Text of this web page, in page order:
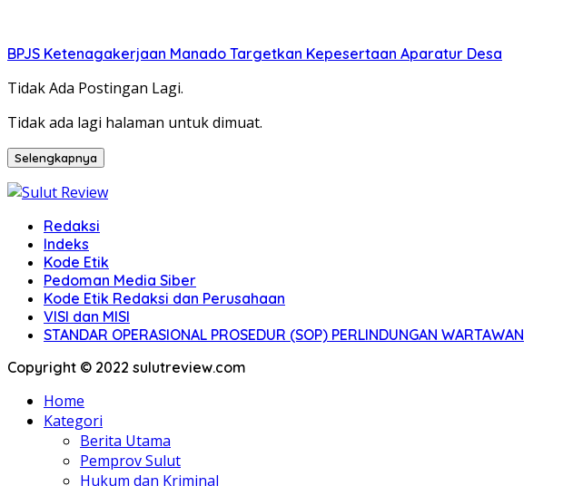
BPJS Ketenagakerjaan Manado Targetkan Kepesertaan Aparatur Desa
Tidak Ada Postingan Lagi.
Tidak ada lagi halaman untuk dimuat.
Selengkapnya
Redaksi
Indeks
Kode Etik
Pedoman Media Siber
Kode Etik Redaksi dan Perusahaan
VISI dan MISI
STANDAR OPERASIONAL PROSEDUR (SOP) PERLINDUNGAN WARTAWAN
Copyright © 2022 sulutreview.com
Home
Kategori
Berita Utama
Pemprov Sulut
Hukum dan Kriminal